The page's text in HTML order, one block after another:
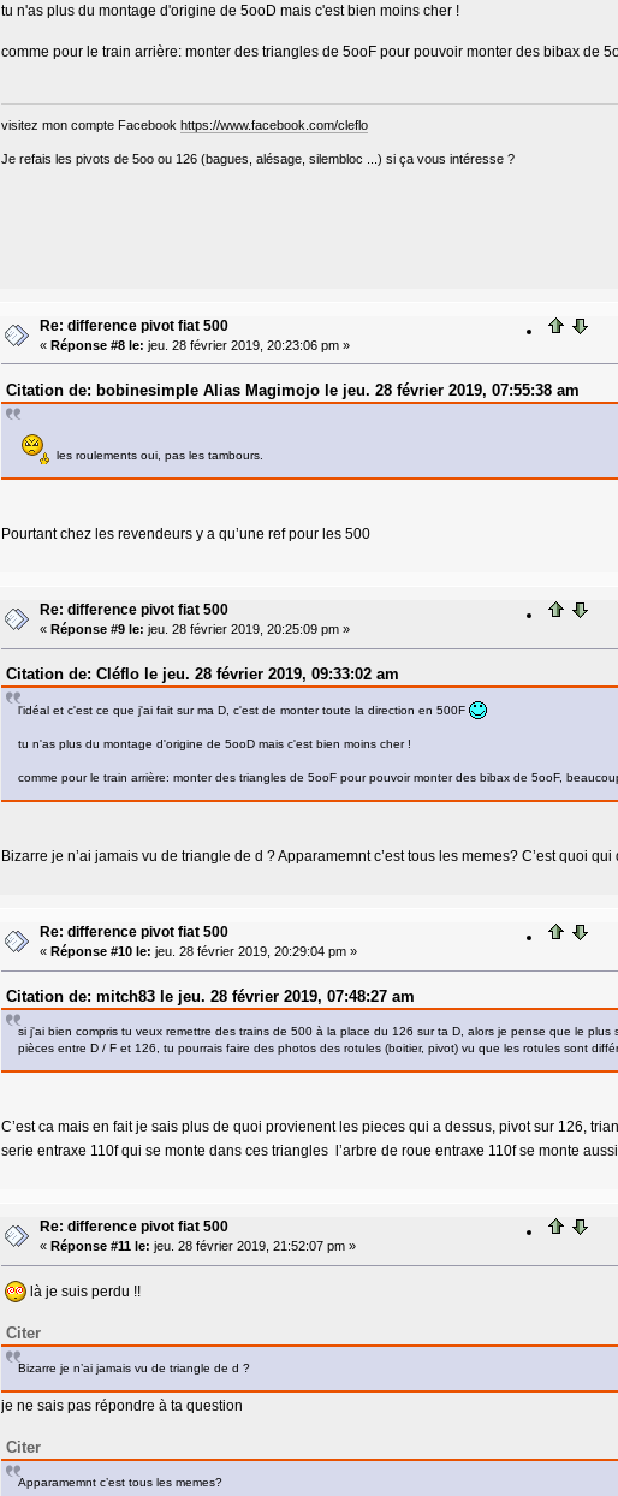
tu n'as plus du montage d'origine de 5ooD mais c'est bien moins cher !
comme pour le train arrière: monter des triangles de 5ooF pour pouvoir monter des bibax de
visitez mon compte Facebook https://www.facebook.com/cleflo
Je refais les pivots de 5oo ou 126 (bagues, alésage, silembloc ...) si ça vous intéresse ?
Re: difference pivot fiat 500
« Réponse #8 le: jeu. 28 février 2019, 20:23:06 pm »
Citation de: bobinesimple Alias Magimojo le jeu. 28 février 2019, 07:55:38 am
les roulements oui, pas les tambours.
Pourtant chez les revendeurs y a qu’une ref pour les 500
Re: difference pivot fiat 500
« Réponse #9 le: jeu. 28 février 2019, 20:25:09 pm »
Citation de: Cléflo le jeu. 28 février 2019, 09:33:02 am
l'idéal et c'est ce que j'ai fait sur ma D, c'est de monter toute la direction en 500F
tu n'as plus du montage d'origine de 5ooD mais c'est bien moins cher !
comme pour le train arrière: monter des triangles de 5ooF pour pouvoir monter des bibax de 5ooF,
Bizarre je n’ai jamais vu de triangle de d ? Apparamemnt c’est tous les memes? C’est quoi qui
Re: difference pivot fiat 500
« Réponse #10 le: jeu. 28 février 2019, 20:29:04 pm »
Citation de: mitch83 le jeu. 28 février 2019, 07:48:27 am
si j'ai bien compris tu veux remettre des trains de 500 à la place du 126 sur ta D, alors je pense que le
pièces entre D / F et 126, tu pourrais faire des photos des rotules (boitier, pivot) vu que les rotules sont
C’est ca mais en fait je sais plus de quoi provienent les pieces qui a dessus, pivot sur 126,
serie entraxe 110f qui se monte dans ces triangles l’arbre de roue entraxe 110f se monte aussi
Re: difference pivot fiat 500
« Réponse #11 le: jeu. 28 février 2019, 21:52:07 pm »
là je suis perdu !!
Citer
Bizarre je n’ai jamais vu de triangle de d ?
je ne sais pas répondre à ta question
Citer
Apparamemnt c’est tous les memes?